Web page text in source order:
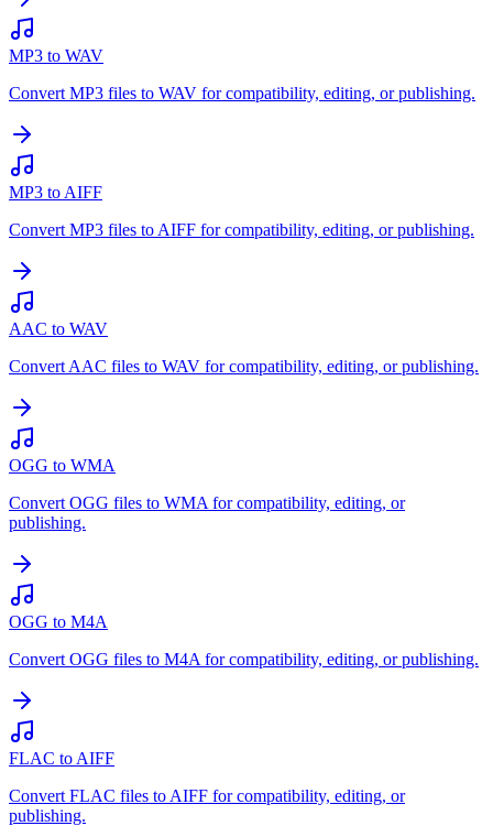
MP3 to WAV
Convert MP3 files to WAV for compatibility, editing, or publishing.
MP3 to AIFF
Convert MP3 files to AIFF for compatibility, editing, or publishing.
AAC to WAV
Convert AAC files to WAV for compatibility, editing, or publishing.
OGG to WMA
Convert OGG files to WMA for compatibility, editing, or
publishing.
OGG to M4A
Convert OGG files to M4A for compatibility, editing, or publishing.
FLAC to AIFF
Convert FLAC files to AIFF for compatibility, editing, or
publishing.